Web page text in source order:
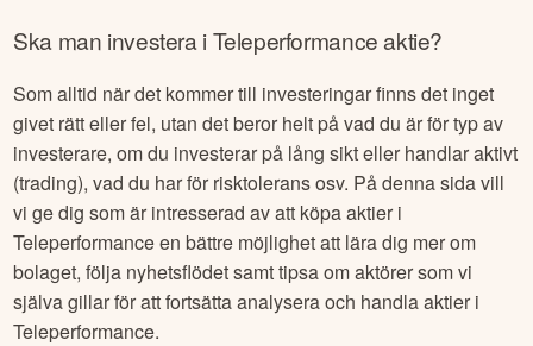
Ska man investera iTeleperformanceaktie?
Som alltid när det kommer till investeringar finns det inget
givet rätt eller fel, utan det beror helt på vad du är för typ av
investerare, om du investerar på lång sikt eller handlar aktivt
(trading), vad du har för risktolerans osv. På denna sida vill
vi ge dig som är intresserad av att köpa aktier i
Teleperformanceen bättre möjlighet att lära dig mer om
bolaget, följa nyhetsflödet samt tipsa om aktörer som vi
själva gillar för att fortsätta analysera och handla aktier i
Teleperformance.